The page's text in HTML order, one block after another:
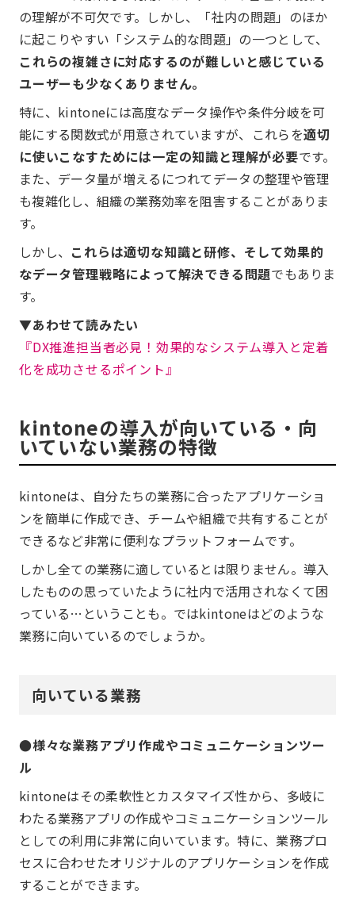
の理解が不可欠です。しかし、「社内の問題」のほか
に起こりやすい「システム的な問題」の一つとして、
これらの複雑さに対応するのが難しいと感じている
ユーザーも少なくありません。
特に、kintoneには高度なデータ操作や条件分岐を可
能にする関数式が用意されていますが、これらを適切
に使いこなすためには一定の知識と理解が必要です。
また、データ量が増えるにつれてデータの整理や管理
も複雑化し、組織の業務効率を阻害することがありま
す。
しかし、 これらは適切な知識と研修、そして効果的
なデータ管理戦略によって解決できる問題でもありま
す。
▼あわせて読みたい
『DX推進担当者必見！効果的なシステム導入と定着
化を成功させるポイント』
kintoneの導入が向いている・向
いていない業務の特徴
kintoneは、自分たちの業務に合ったアプリケーショ
ンを簡単に作成でき、チームや組織で共有することが
できるなど非常に便利なプラットフォームです。
しかし全ての業務に適しているとは限りません。導入
したものの思っていたように社内で活用されなくて困
っている…ということも。ではkintoneはどのような
業務に向いているのでしょうか。
向いている業務
●様々な業務アプリ作成やコミュニケーションツー
ル
kintoneはその柔軟性とカスタマイズ性から、多岐に
わたる業務アプリの作成やコミュニケーションツール
としての利用に非常に向いています。特に、業務プロ
セスに合わせたオリジナルのアプリケーションを作成
することができます。